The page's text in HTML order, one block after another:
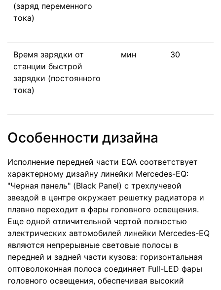
(заряд переменного
тока)
Время зарядки от
станции быстрой
зарядки (постоянного
тока)
мин 30
Особенности дизайна
Исполнение передней части EQA соответствует
характерному дизайну линейки Mercedes-EQ:
"Черная панель" (Black Panel) с трехлучевой
звездой в центре окружает решетку радиатора и
плавно переходит в фары головного освещения.
Еще одной отличительной чертой полностью
электрических автомобилей линейки Mercedes-EQ
являются непрерывные световые полосы в
передней и задней части кузова: горизонтальная
оптоволоконная полоса соединяет Full-LED фары
головного освещения, обеспечивая высокий